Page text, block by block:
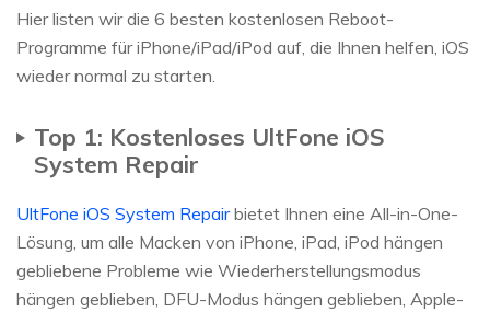
Hier listen wir die 6 besten kostenlosen Reboot-
Programme für iPhone/iPad/iPod auf, die Ihnen helfen, iOS
wieder normal zu starten.
Top 1: Kostenloses UltFone iOS
System Repair
UltFone iOS System Repairbietet Ihnen eine All-in-One-
Lösung, um alle Macken von iPhone, iPad, iPod hängen
gebliebene Probleme wie Wiederherstellungsmodus
hängen geblieben, DFU-Modus hängen geblieben, Apple-